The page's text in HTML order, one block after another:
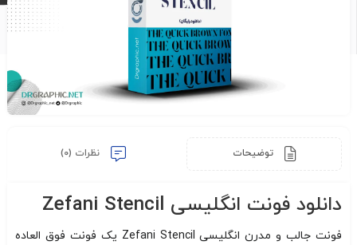
توضیحات نظرات (0)
دانلود فونت انگلیسی Zefani Stencil
فونت جالب و مدرن انگلیسی Zefani Stencil یک فونت فوق العاده